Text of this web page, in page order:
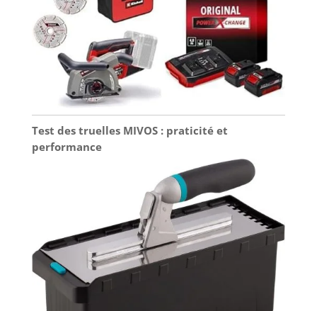
et Profitez du
Service Impeccable
du Club
FAHEFANA: Chaque
client devient
membre de
à chaque membre.
également une
équipe de service
après - vente
professionnelle
pour fournir des
conseils et un
service après -
menuisier sont
conçus pour
résister aux
rigueurs de tout
chantier ou atelier.
Les marquages
laser sur l'équerre
résistent à l'usure
une précision
durable. 🏠 OUTIL
POLYVALENT POUR
DE MULTIPLES
APPLICATIONS :
Que vous réalisiez
des ossatures, des
toitures, des tracés
NUMÉRO 1 EN FRANCE ! VALIDÉE PAR
LES PROS : notre nouvelle version
Française de l'équerre américaine
pour charpentier respire la qualité.
Entièrement en aluminium et épais
de 4mm, elle est légère, manière et
ultra résistante ! C’est l’outil idéal si
vous cherchez précision et solidité.
Elle est à vous ! NOUVEAU : SUPER
CADEAU POUR LES PROS ET LES PAPA
BRICOLEURS (+ CRAYON INCLUS) !
C’est bientôt l'anniversaire fete de
votre mari ou pere bricoleur et vous
n’avez toujours pas de cadeau ? Pas
de panique, notre nouveau pack
équerre + crayon est le cadeau idéal
! Cette equerre metal est un très
beau cadeau homme qui fera plaisir
aux Pro et aux Papa bricoleurs !
INCLUS : LE MEILLEUR CRAYON DE
MENUISIER ! Grâce à notre nouveau
Test des truelles MIVOS : praticité et
performance